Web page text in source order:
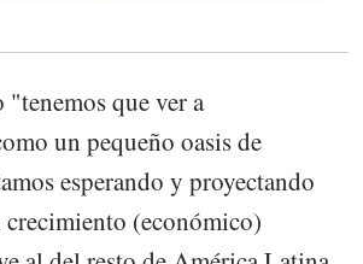
"tenemos que ver a
un pequeño oasis de
esperando y proyectando
crecimiento (económico)